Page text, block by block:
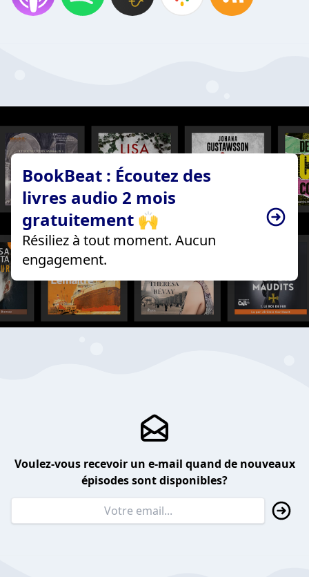
BookBeat : Écoutez des
livres audio 2 mois
gratuitement 🙌
Résiliez à tout moment. Aucun
engagement.
Voulez-vous recevoir un e-mail quand de nouveaux
épisodes sont disponibles?